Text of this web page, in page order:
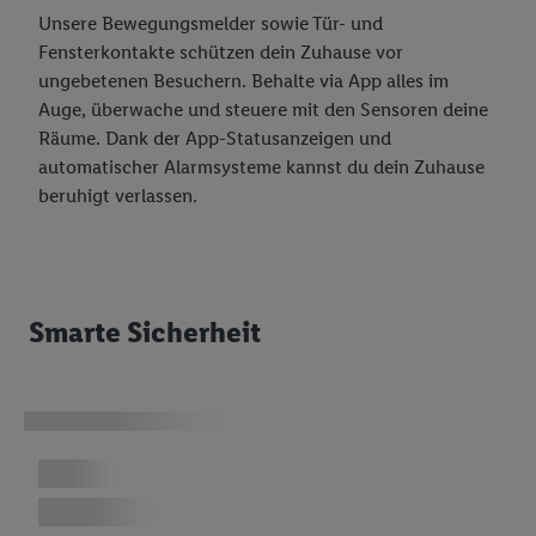
Unsere Bewegungsmelder sowie Tür- und
Fensterkontakte schützen dein Zuhause vor
ungebetenen Besuchern. Behalte via App alles im
Auge, überwache und steuere mit den Sensoren deine
Räume. Dank der App-Statusanzeigen und
automatischer Alarmsysteme kannst du dein Zuhause
beruhigt verlassen.
Smarte Sicherheit
zu erstellen (die sogenannte EUID), die wir sodann ähnlich wie
die sogleich beschriebene Utiq-Kennung verwenden können,
um Sie in von Dritten betriebenen Diensten zu erkennen und
Ihnen personalisierte Werbung auszuspielen. Hierzu wird von
uns und einem der anderen oben genannten Partner auch Ihre
in einen Hashwert umgewandelte E-Mail-Adresse in
gemeinsamer Verantwortlichkeit verarbeitet.
Ihrer IP-Adresse, ob die Technologie für Sie verfügbar ist.